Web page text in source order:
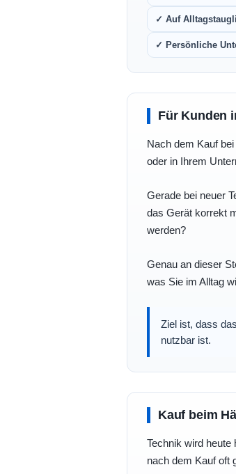
✓ Auf
✓ Persönliche
Für Kunden
Nach dem Kauf
oder in Ihrem
Gerade bei neuer
das Gerät korrekt
werden?
Genau an dieser
was Sie im Alltag
Ziel ist, dass
nutzbar ist.
Kauf beim
Technik wird heute
nach dem Kauf oft